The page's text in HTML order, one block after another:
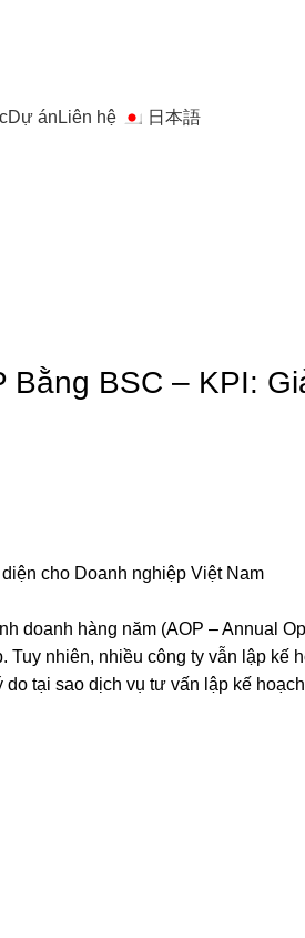
Dự án Liên hệ 日本語
Bằng BSC – KPI:
doanh hàng năm (AOP – Annual
nhiên, nhiều công ty vẫn lập kế
tại sao dịch vụ tư vấn lập kế